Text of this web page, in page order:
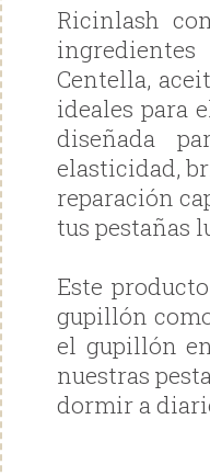
Ricinlash
Centella,
ideales para
diseñada
elasticidad,
reparación
tus pestañas
Este
gupillón
el gupillón
nuestras
dormir a